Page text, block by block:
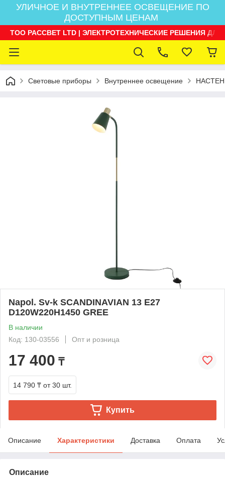
УЛИЧНОЕ И ВНУТРЕННЕЕ ОСВЕЩЕНИЕ ПО
ДОСТУПНЫМ ЦЕНАМ
ТОО РАССВЕТ LTD | ЭЛЕКТРОТЕХНИЧЕСКИЕ РЕШЕНИЯ
Световые приборы Внутреннее освещение
Napol. Sv-k SCANDINAVIAN 13 E27
D120W220H1450 GREE
В наличии
Код: 130-03556
Опт и розница
17 400 ₸
14 790 ₸ от 30 шт.
Купить
Описание Характеристики Доставка Оплата
Описание